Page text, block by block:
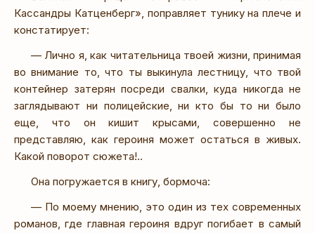
Кассандры Катценберг», поправляет тунику на плече и
констатирует:
— Лично я, как читательница твоей жизни, принимая
во внимание то, что ты выкинула лестницу, что твой
контейнер затерян посреди свалки, куда никогда не
заглядывают ни полицейские, ни кто бы то ни было
еще, что он кишит крысами, совершенно не
представляю, как героиня может остаться в живых.
Какой поворот сюжета!..
Она погружается в книгу, бормоча:
— По моему мнению, это один из тех современных
романов, где главная героиня вдруг погибает в самый